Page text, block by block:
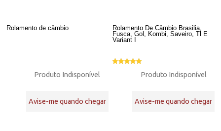
Rolamento de câmbio
Produto Indisponível
Avise-me quando chegar
Rolamento De Câmbio Brasilia,
Fusca, Gol, Kombi, Saveiro, Tl E
Variant I
Produto Indisponível
Avise-me quando chegar